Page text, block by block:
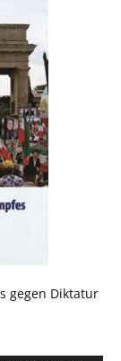
gegen Diktatur